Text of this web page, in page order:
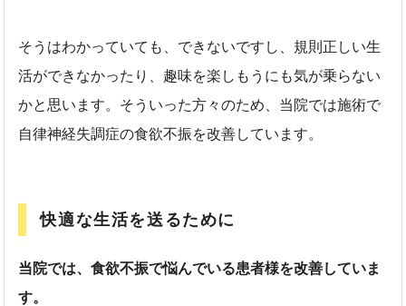
そうはわかっていても、できないですし、規則正しい生
活ができなかったり、趣味を楽しもうにも気が乗らない
かと思います。そういった方々のため、当院では施術で
自律神経失調症の食欲不振を改善しています。
快適な生活を送るために
当院では、食欲不振で悩んでいる患者様を改善していま
す。